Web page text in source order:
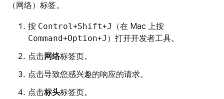
（网络）标签。
按 Control+Shift+J （在 Mac 上按
Command+Option+J ）打开开发者工具。
点击网络标签页。
点击导致您感兴趣的响应的请求。
点击标头标签页。